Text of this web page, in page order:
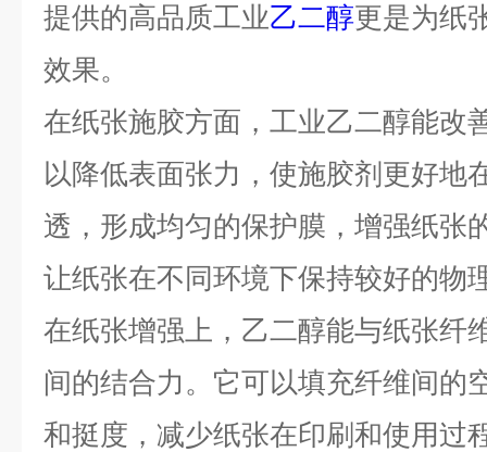
提供的高品质工业乙二醇更是为纸
效果。
在纸张施胶方面，工业乙二醇能改
以降低表面张力，使施胶剂更好地
透，形成均匀的保护膜，增强纸张
让纸张在不同环境下保持较好的物
在纸张增强上，乙二醇能与纸张纤
间的结合力。它可以填充纤维间的
和挺度，减少纸张在印刷和使用过